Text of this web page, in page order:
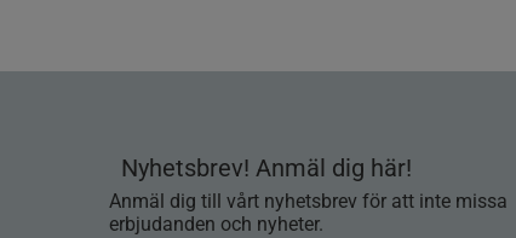
Nyhetsbrev! Anmäl dig här!
Anmäl dig till vårt nyhetsbrev för att inte missa
erbjudanden och nyheter.